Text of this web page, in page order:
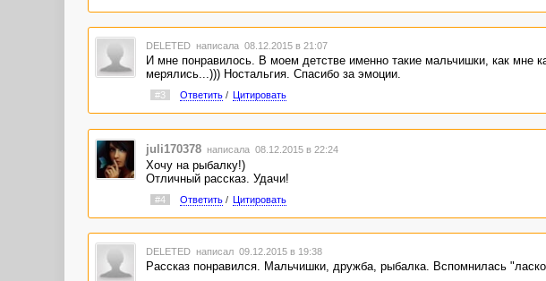
DELETED написала 08.12.2015 в 21:07
И мне понравилось. В моем детстве именно такие мальчишки, как мне
мерялись...))) Ностальгия. Спасибо за эмоции.
#3 Ответить/ Цитировать
juli170378 написала 08.12.2015 в 22:24
Хочу на рыбалку!)
Отличный рассказ. Удачи!
#4 Ответить/ Цитировать
DELETED написал 09.12.2015 в 19:38
Рассказ понравился. Мальчишки, дружба, рыбалка. Вспомнилась